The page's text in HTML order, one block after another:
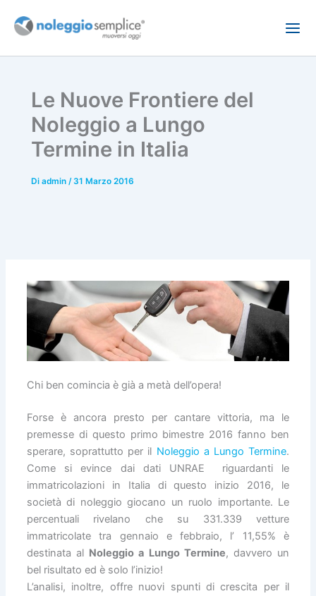
Le Nuove Frontiere del
Noleggio a Lungo
Termine in Italia
Di admin / 31 Marzo 2016
Chi ben comincia è già a metà dell’opera!
Forse è ancora presto per cantare vittoria, ma le
premesse di questo primo bimestre 2016 fanno ben
sperare, soprattutto per il Noleggio a Lungo Termine.
Come si evince dai dati UNRAE riguardanti le
immatricolazioni in Italia di questo inizio 2016, le
società di noleggio giocano un ruolo importante. Le
percentuali rivelano che su 331.339 vetture
immatricolate tra gennaio e febbraio, l’ 11,55% è
destinata al Noleggio a Lungo Termine, davvero un
bel risultato ed è solo l’inizio!
L’analisi, inoltre, offre nuovi spunti di crescita per il